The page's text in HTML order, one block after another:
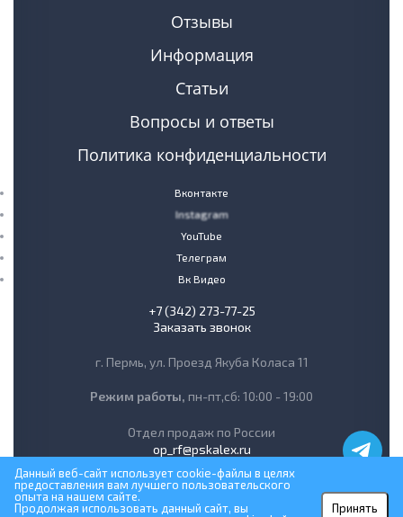
Отзывы
Информация
Статьи
Вопросы и ответы
Политика конфиденциальности
Вконтакте
Instagram
YouTube
Телеграм
Вк Видео
+7 (342) 273-77-25
Заказать звонок
г. Пермь, ул. Проезд Якуба Коласа 11
Режим работы, пн-пт,сб: 10:00 - 19:00
Отдел продаж по России
op_rf@pskalex.ru
Данный веб-сайт использует cookie-файлы в целях
предоставления вам лучшего пользовательского
опыта на нашем сайте.
Продолжая использовать данный сайт, вы
Принять